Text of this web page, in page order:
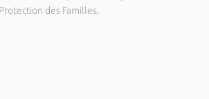
des Familles,